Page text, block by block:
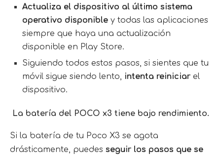
Actualiza el dispositivo al último sistema
operativo disponible y todas las aplicaciones
siempre que haya una actualización
disponible en Play Store.
Siguiendo todos estos pasos, si sientes que tu
móvil sigue siendo lento, intenta reiniciar el
dispositivo.
La batería del POCO x3 tiene bajo rendimiento.
Si la batería de tu Poco X3 se agota
drásticamente, puedes seguir los pasos que se